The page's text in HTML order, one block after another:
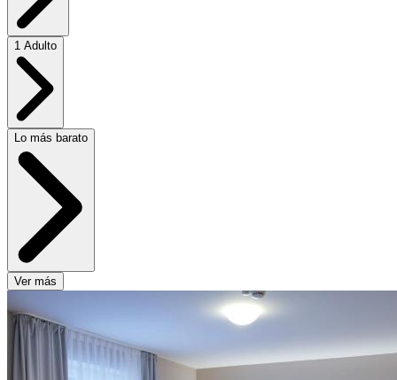
1 Adulto
Lo más barato
Ver más